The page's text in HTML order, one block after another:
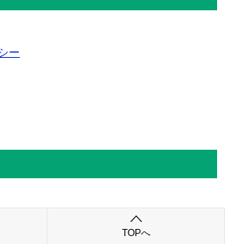
ー
ス推進協議会
ス協会
TOPへ